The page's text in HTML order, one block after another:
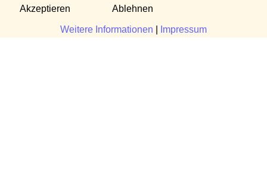
Akzeptieren Ablehnen
Weitere Informationen Impressum